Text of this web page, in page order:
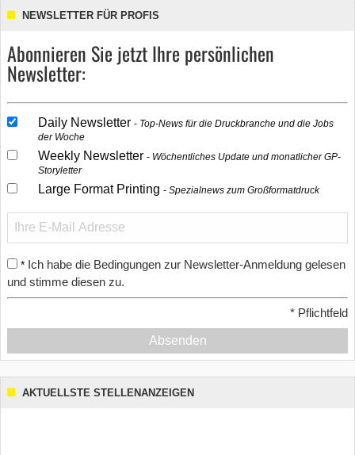
NEWSLETTER FÜR PROFIS
Abonnieren Sie jetzt Ihre persönlichen
Newsletter:
Daily Newsletter
Top-News für die Druckbranche und die Jobs
der Woche
Weekly Newsletter
Wöchentliches Update und monatlicher GP-
Storyletter
Large Format Printing Spezialnews zum Großformatdruck
* Ich habe die Bedingungen zur Newsletter-Anmeldung gelesen
und stimme diesen zu.
* Pflichtfeld
Absenden
AKTUELLSTE STELLENANZEIGEN